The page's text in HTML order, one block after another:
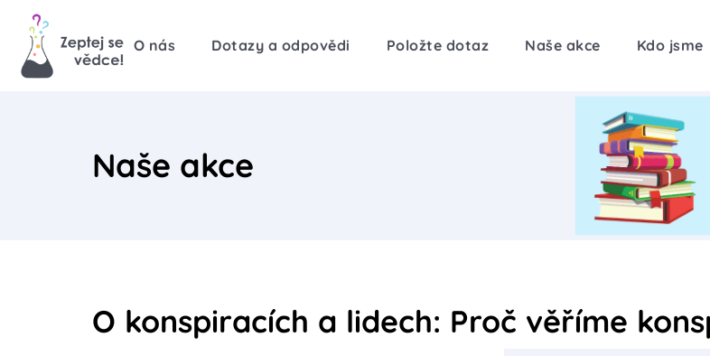
O nás Dotazy a odpovědi Položte dotaz Naše akce Kdo jsme
Naše akce
O konspiracích a lidech: Proč věříme